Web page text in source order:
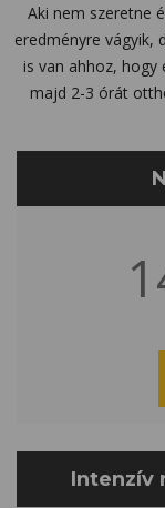
Aki nem szeretne
eredményre vágyik,
is van ahhoz, hogy
majd 2-3 órát
Intenzív